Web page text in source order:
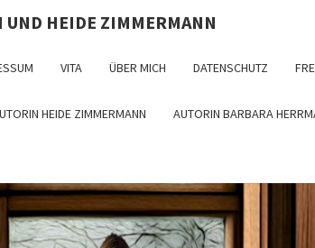
HEIDE ZIMMERMANN
VITA ÜBER MICH DATENSCHUTZ
HEIDE ZIMMERMANN AUTORIN BARBARA